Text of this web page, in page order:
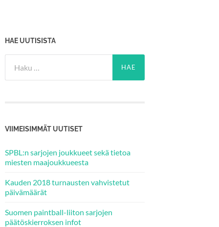
HAE UUTISISTA
VIIMEISIMMÄT UUTISET
SPBL:n sarjojen joukkueet sekä tietoa
miesten maajoukkueesta
Kauden 2018 turnausten vahvistetut
päivämäärät
Suomen paintball-liiton sarjojen
päätöskierroksen infot